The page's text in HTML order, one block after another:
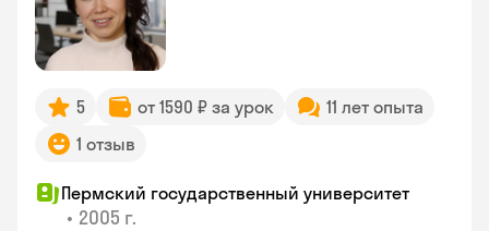
5 от 1590 ₽ за урок
11 лет опыта
1 отзыв
Пермский государственный университет
• 2005 г.